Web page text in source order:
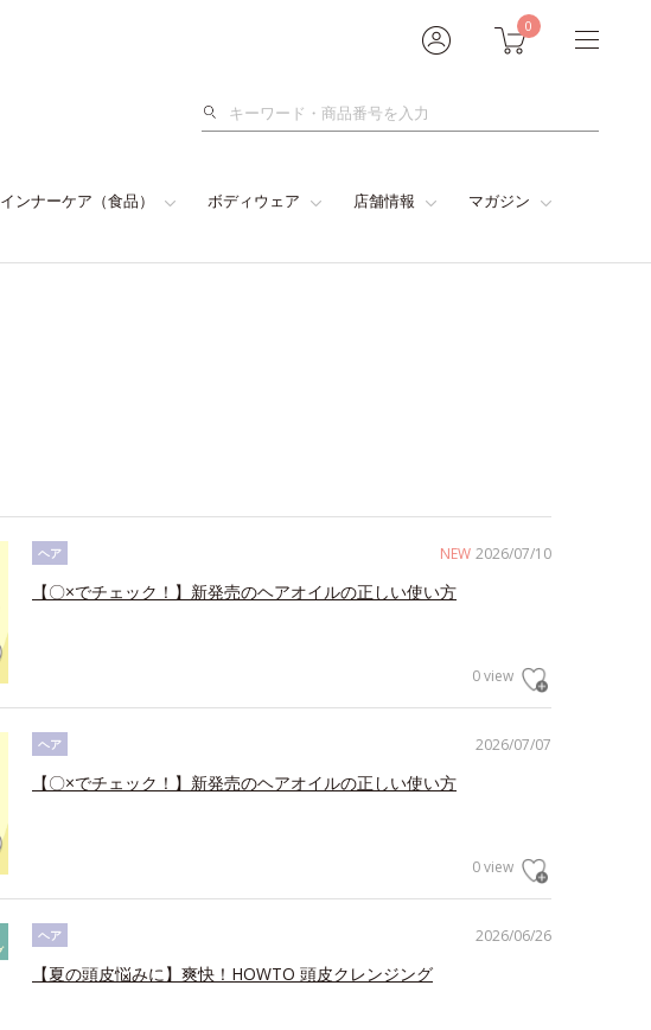
0
検
インナーケア（食品） ボディウェア 店舗情報 マガジン
NEW 2026/07/10
ヘア
【〇×でチェック！】新発売のヘアオイルの正しい使い方
0 view
2026/07/07
ヘア
【〇×でチェック！】新発売のヘアオイルの正しい使い方
0 view
2026/06/26
ヘア
【夏の頭皮悩みに】爽快！HOWTO 頭皮クレンジング